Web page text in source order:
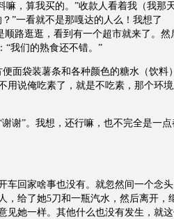
嘛，算我买的。”收款人看着我（我那
”一看就不是那嘎达的人么！我想了
顺路逛逛，看到有一个超市就来了。然
“我们的熟食还不错。”
面袋装薯条和各种颜色的糖水（饮料
用说俺吃素了，就是不吃素，那个环
谢”。我想，还行嘛，也不完全是一点
车回家啥事也没有。就忽然间一个念头
，给了她5刀和一瓶汽水，然后离开，
见她一样。其他什么也没有发生，就